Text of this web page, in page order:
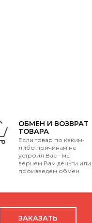
ОБМЕН И ВОЗВРАТ
ТОВАРА
Если товар по каким-
либо причинам не
устроил Вас - мы
вернем Вам деньги или
произведем обмен.
ЗАКАЗАТЬ